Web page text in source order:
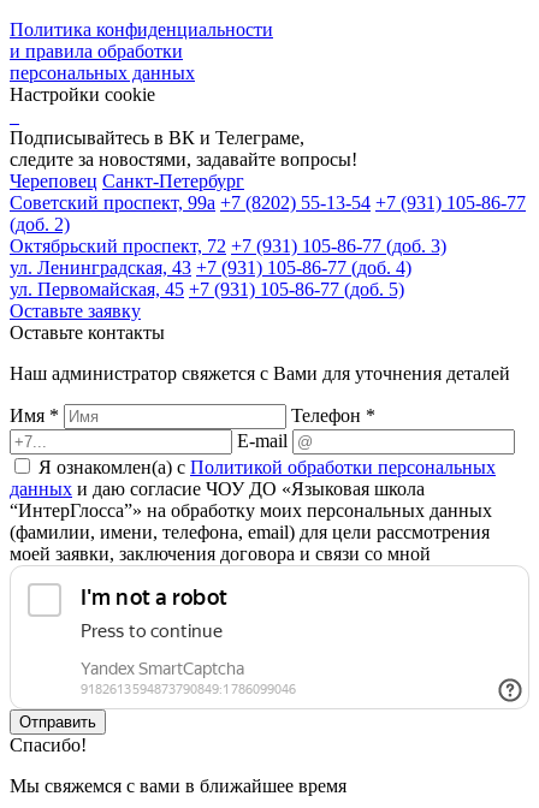
Политика конфиденциальности
и правила обработки
персональных данных
Настройки cookie
Подписывайтесь в ВК и Телеграме,
следите за новостями, задавайте вопросы!
Череповец Санкт-Петербург
Советский проспект, 99а +7 (8202) 55-13-54 +7 (931) 105-86-77
(доб. 2)
Октябрьский проспект, 72 +7 (931) 105-86-77 (доб. 3)
ул. Ленинградская, 43 +7 (931) 105-86-77 (доб. 4)
ул. Первомайская, 45 +7 (931) 105-86-77 (доб. 5)
Оставьте заявку
Оставьте контакты
Наш администратор свяжется с Вами для уточнения деталей
Имя *
Телефон *
E-mail
Я ознакомлен(а) с Политикой обработки персональных
данных и даю согласие ЧОУ ДО «Языковая школа
“ИнтерГлосса”» на обработку моих персональных данных
(фамилии, имени, телефона, email) для цели рассмотрения
моей заявки, заключения договора и связи со мной
Отправить
Спасибо!
Мы свяжемся с вами в ближайшее время